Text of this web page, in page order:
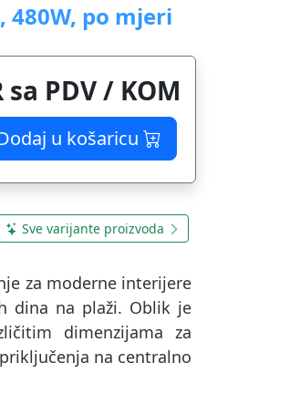
480W, po mjeri
sa PDV / KOM
u košaricu
Sve varijante proizvoda
za moderne interijere
dina na plaži. Oblik je
dimenzijama za
na centralno